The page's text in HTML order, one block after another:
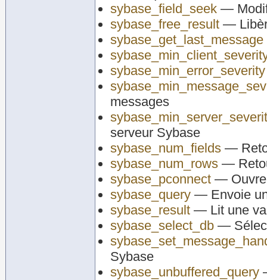
sybase_field_seek —
sybase_free_result —
sybase_get_last_message
sybase_min_error_severity
messages
serveur Sybase
sybase_num_fields —
sybase_num_rows —
sybase_pconnect — Ouvre
sybase_query — Envoie
sybase_result — Lit une
sybase_select_db —
Sybase
sybase_unbuffered_query